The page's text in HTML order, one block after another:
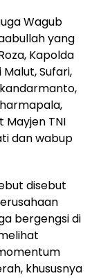
Wagub
yang
Kapolda
Sufari,
Mayjen TNI
dan wabup
disebut
bergengsi di
khususnya